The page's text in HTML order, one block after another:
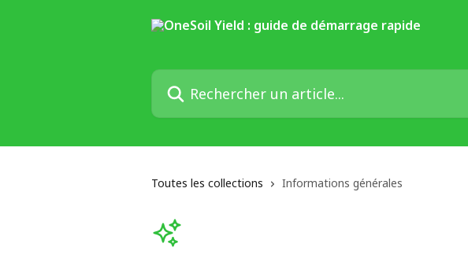
Rechercher un article...
Toutes les collections Informations générales